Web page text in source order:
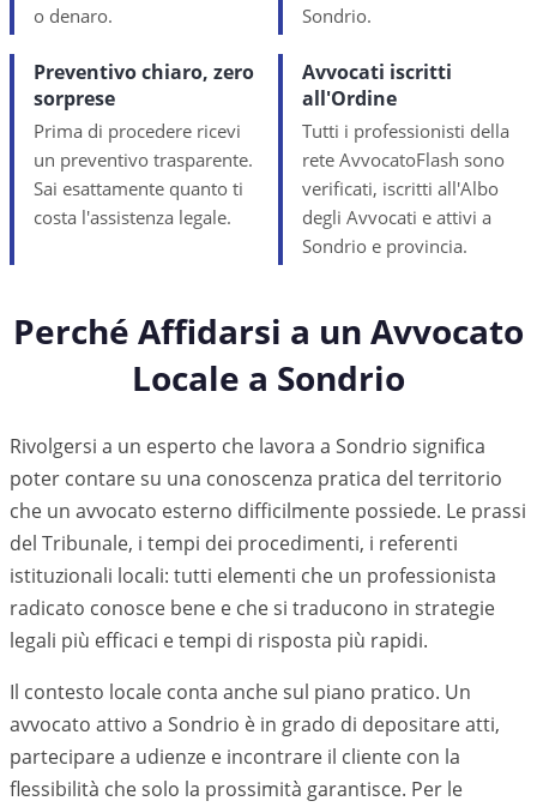
o denaro.
Sondrio.
Preventivo chiaro, zero
sorprese
Prima di procedere ricevi
un preventivo trasparente.
Sai esattamente quanto ti
costa l'assistenza legale.
Avvocati iscritti
all'Ordine
Tutti i professionisti della
rete AvvocatoFlash sono
verificati, iscritti all'Albo
degli Avvocati e attivi a
Sondrio e provincia.
Perché Affidarsi a un Avvocato
Locale a Sondrio
Rivolgersi a un esperto che lavora a Sondrio significa
poter contare su una conoscenza pratica del territorio
che un avvocato esterno difficilmente possiede. Le prassi
del Tribunale, i tempi dei procedimenti, i referenti
istituzionali locali: tutti elementi che un professionista
radicato conosce bene e che si traducono in strategie
legali più efficaci e tempi di risposta più rapidi.
Il contesto locale conta anche sul piano pratico. Un
avvocato attivo a Sondrio è in grado di depositare atti,
partecipare a udienze e incontrare il cliente con la
flessibilità che solo la prossimità garantisce. Per le